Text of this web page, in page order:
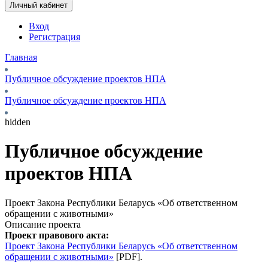
Личный кабинет
Вход
Регистрация
Главная
Публичное обсуждение проектов НПА
Публичное обсуждение проектов НПА
hidden
Публичное обсуждение
проектов НПА
Проект Закона Республики Беларусь «Об ответственном
обращении с животными»
Описание проекта
Проект правового акта:
Проект Закона Республики Беларусь «Об ответственном
обращении с животными» [PDF].